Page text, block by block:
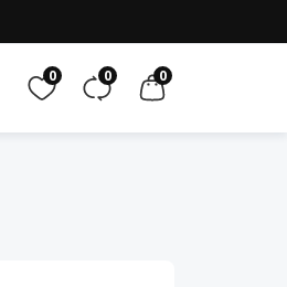
0 0 0